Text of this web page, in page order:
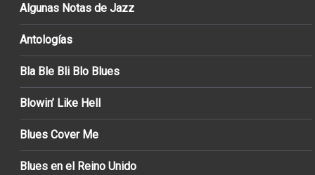
Algunas Notas de Jazz
Antologías
Bla Ble Bli Blo Blues
Blowin’ Like Hell
Blues Cover Me
Blues en el Reino Unido